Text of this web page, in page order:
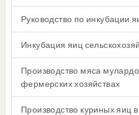
Руководство по инкубации
Инкубация яиц
Производство мяса
фермерских хозяйствах
Производство куриных яиц